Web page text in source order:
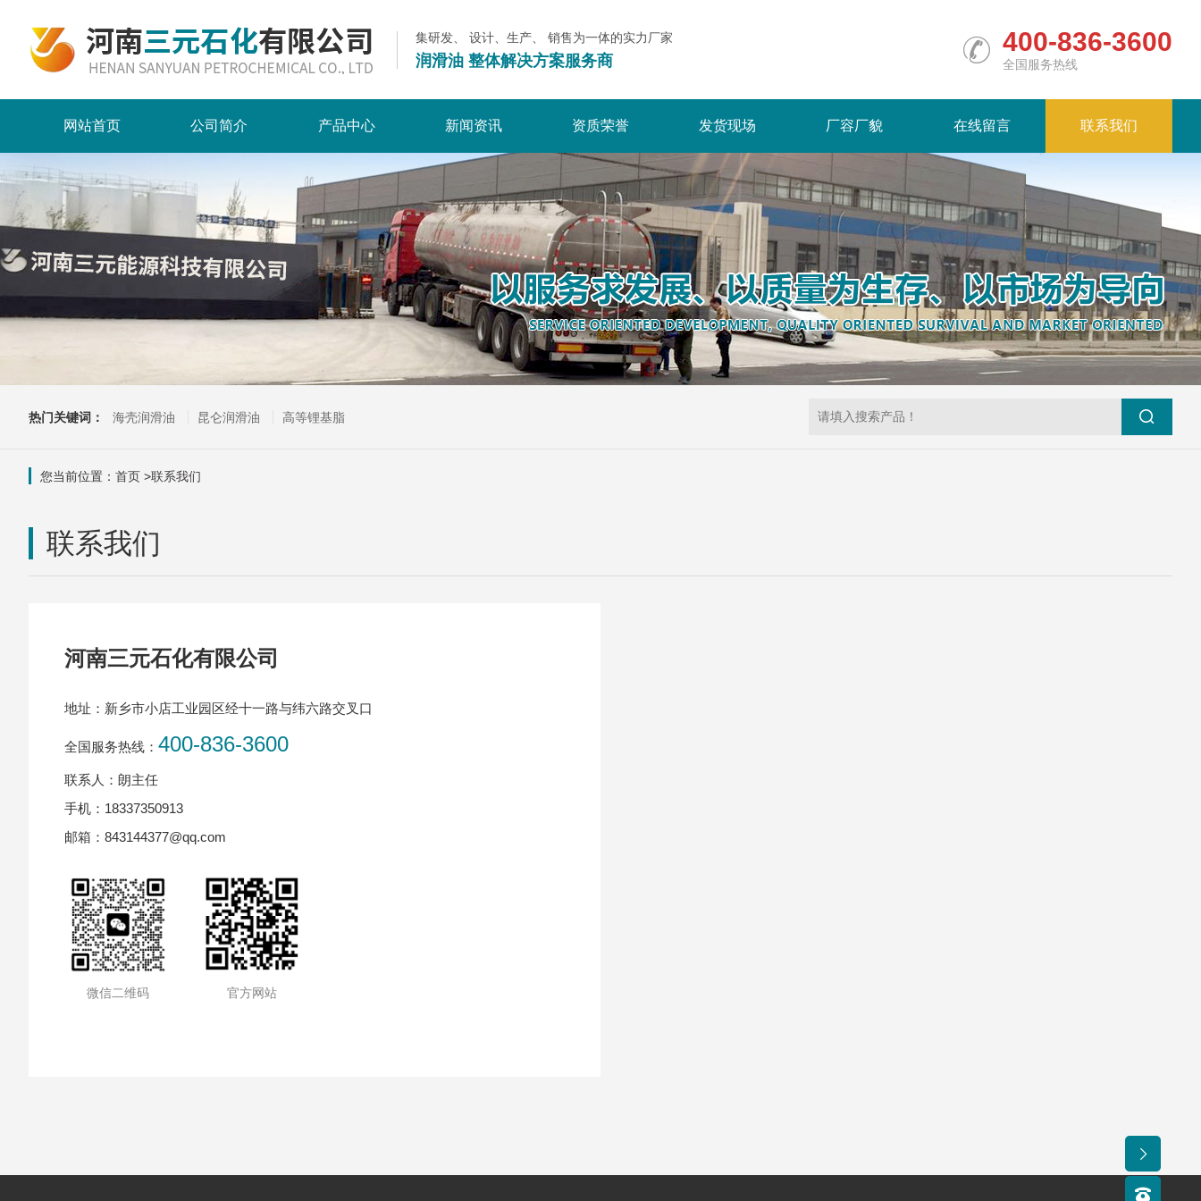
集研发、 设计、生产、 销售为一体的实力厂家
润滑油 整体解决方案服务商
400-836-3600
全国服务热线
网站首页 公司简介 产品中心 新闻资讯 资质荣誉 发货现场 厂容厂貌 在线留言 联系我们
热门关键词： 海壳润滑油 昆仑润滑油 高等锂基脂
您当前位置： 首页 >联系我们
联系我们
河南三元石化有限公司
地址：新乡市小店工业园区经十一路与纬六路交叉口
全国服务热线： 400-836-3600
联系人：朗主任
手机：18337350913
邮箱：843144377@qq.com
微信二维码 官方网站